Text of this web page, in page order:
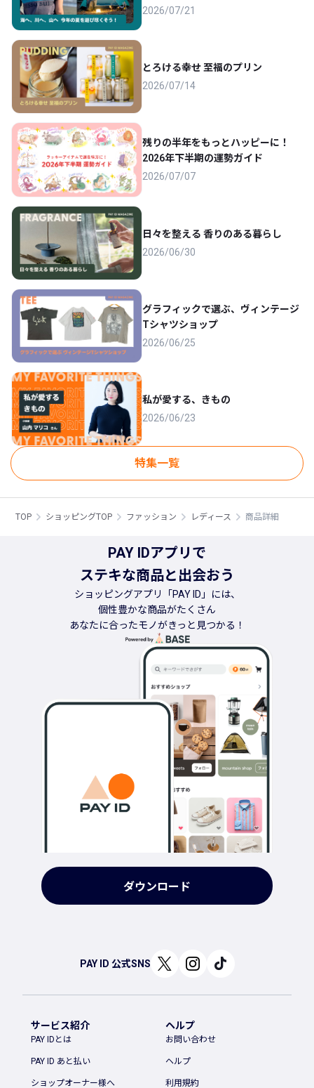
2026/07/21
とろける幸せ 至福のプリン
2026/07/14
残りの半年をもっとハッピーに！
2026年下半期の運勢ガイド
2026/07/07
日々を整える 香りのある暮らし
2026/06/30
グラフィックで選ぶ、ヴィンテージ
Tシャツショップ
2026/06/25
私が愛する、きもの
2026/06/23
特集一覧
TOP ショッピングTOP ファッション レディース 商品詳細
PAY IDアプリで
ステキな商品と出会おう
ショッピングアプリ「PAY ID」には、
個性豊かな商品がたくさん
あなたに合ったモノがきっと見つかる！
ダウンロード
PAY ID 公式SNS
サービス紹介
PAY IDとは
PAY ID あと払い
ショップオーナー様へ
ヘルプ
お問い合わせ
ヘルプ
利用規約